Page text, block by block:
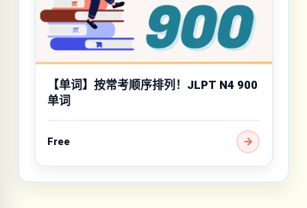
【单词】按常考顺序排列！JLPT N4 900
单词
Free